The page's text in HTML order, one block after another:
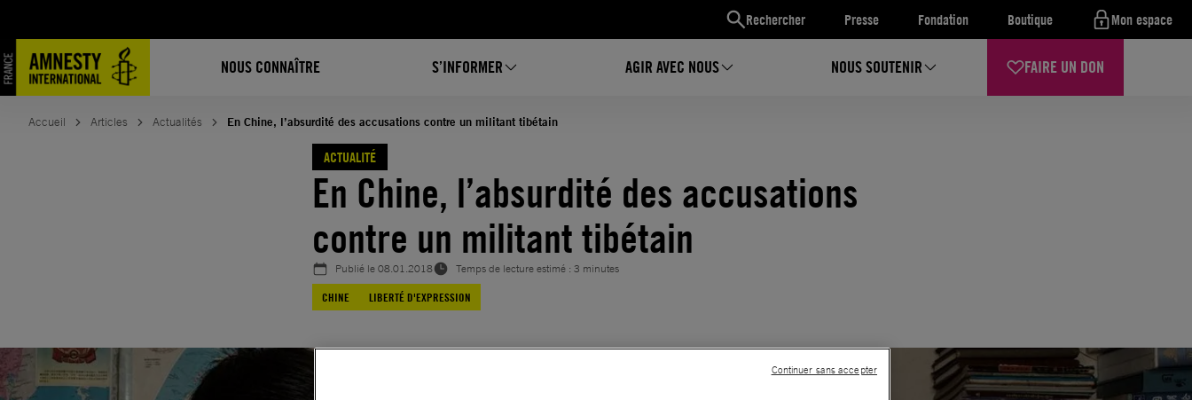
Rechercher Presse Fondation Boutique Mon espace
NOUS CONNAÎTRE S’INFORMER AGIR AVEC NOUS NOUS SOUTENIR FAIRE UN DON
contenu
Accueil Articles Actualités En Chine, l’absurdité des accusations contre un militant tibétain
ACTUALITÉ
En Chine, l’absurdité des accusations
contre un militant tibétain
Publié le08.01.2018
Temps de lecture estimé : 3 minutes
CHINE
LIBERTÉ D'EXPRESSION
Continuer sans accepter